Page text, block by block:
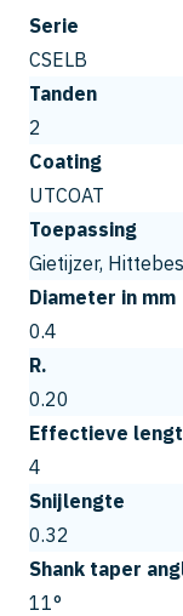
Serie
CSELB
Tanden
2
Coating
UTCOAT
Toepassing
Gietijzer,
Diameter in mm
0.4
R.
0.20
Effectieve
4
Snijlengte
0.32
Shank taper
11°